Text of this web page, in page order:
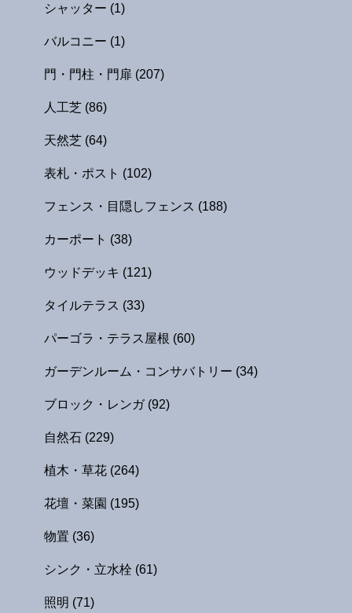
シャッター (1)
バルコニー (1)
門・門柱・門扉 (207)
人工芝 (86)
天然芝 (64)
表札・ポスト (102)
フェンス・目隠しフェンス (188)
カーポート (38)
ウッドデッキ (121)
タイルテラス (33)
パーゴラ・テラス屋根 (60)
ガーデンルーム・コンサバトリー (34)
ブロック・レンガ (92)
自然石 (229)
植木・草花 (264)
花壇・菜園 (195)
物置 (36)
シンク・立水栓 (61)
照明 (71)